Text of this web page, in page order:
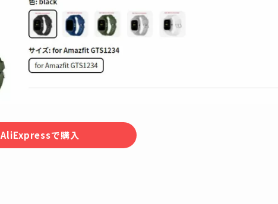
AliExpressで購入